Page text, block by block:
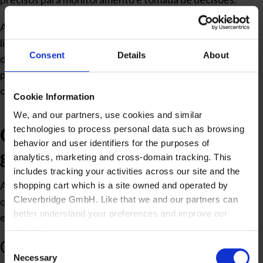
Consent Details About
Cookie Information
We, and our partners, use cookies and similar
technologies to process personal data such as browsing
behavior and user identifiers for the purposes of
analytics, marketing and cross-domain tracking. This
includes tracking your activities across our site and the
shopping cart which is a site owned and operated by
Cleverbridge GmbH. Like that we and our partners can
better understand your preferences and improve our
Also, the operator of the shopping cart, Cleverbridge
Consent
Selection
Necessary
Além disso, enquanto as simulações geralmente são
limitadas a um número reduzido de variáveis, os gêmeos
digitais podem integrar uma grande variedade de
parâmetros e sensores, refletindo mais fielmente o
comportamento do sistema físico.
Quais são as vantagens dos
gêmeos digitais?
A adoção de gêmeos digitais oferece diversas vantagens
que podem impactar diretamente a competitividade das
empresas.
Otimização de processos